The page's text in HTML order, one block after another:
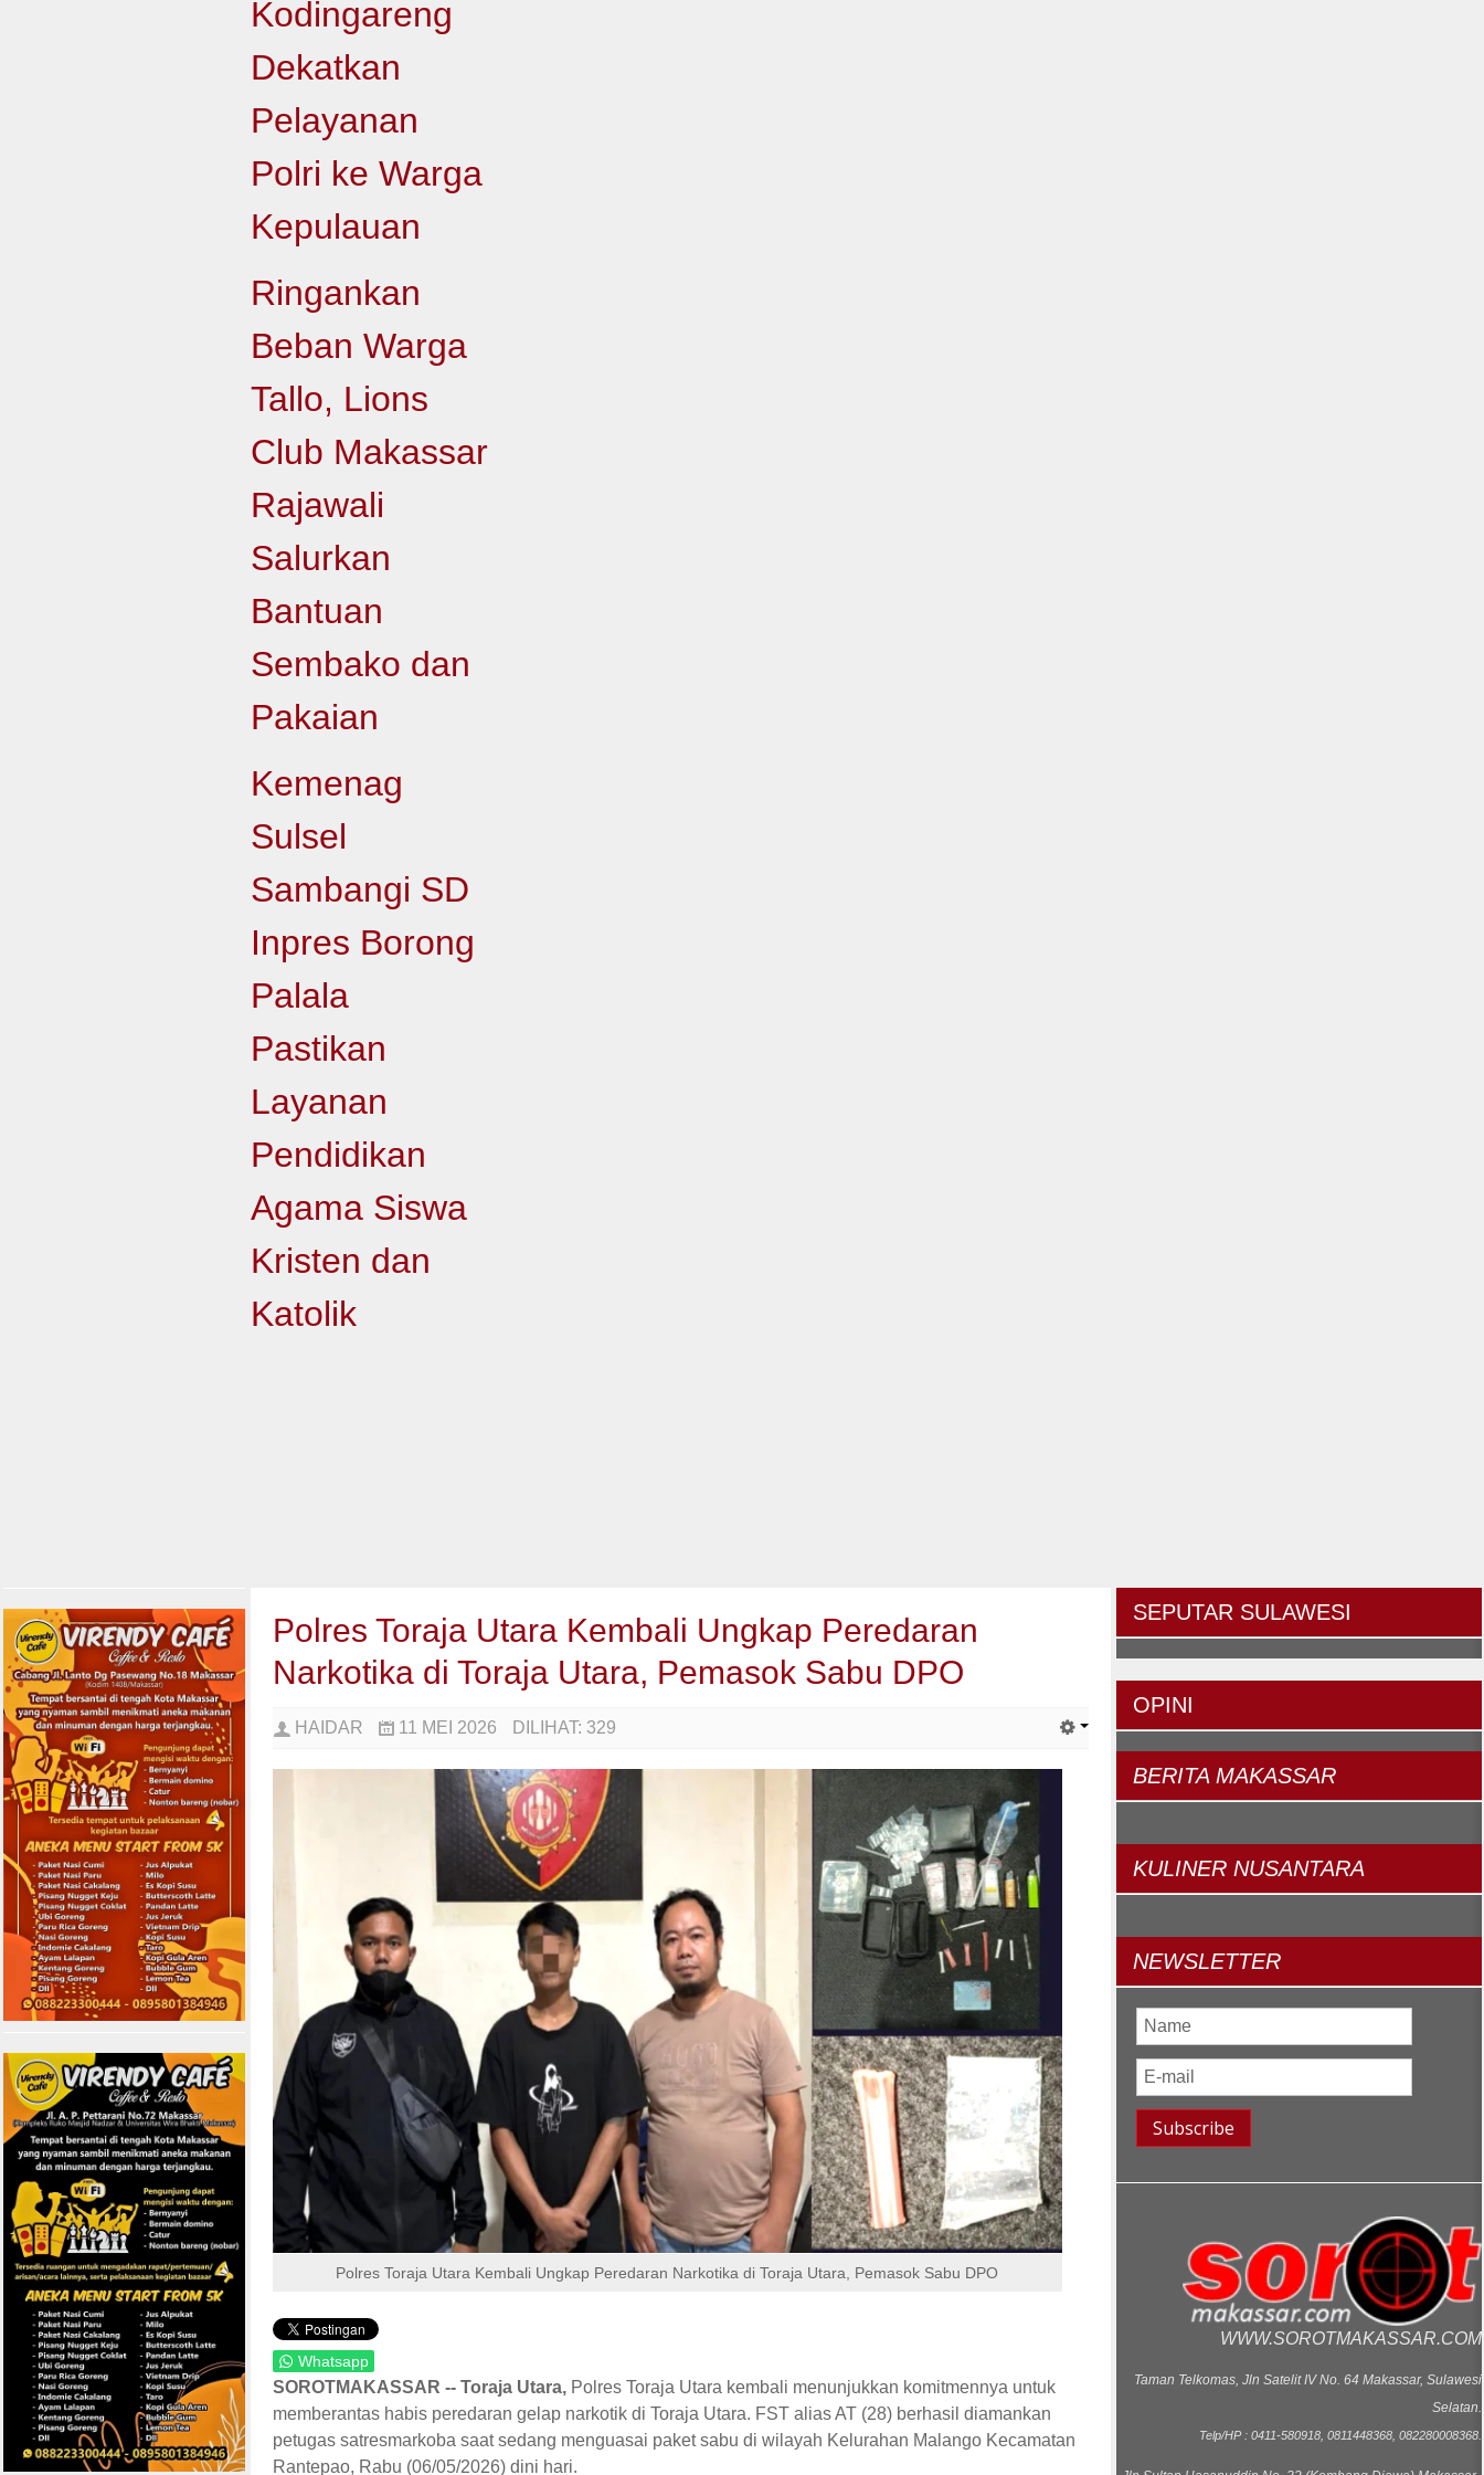
Kodingareng
Dekatkan
Pelayanan
Polri ke Warga
Kepulauan
Ringankan
Beban Warga
Tallo, Lions
Club Makassar
Rajawali
Salurkan
Bantuan
Sembako dan
Pakaian
Kemenag
Sulsel
Sambangi SD
Inpres Borong
Palala
Pastikan
Layanan
Pendidikan
Agama Siswa
Kristen dan
Katolik
Polres Toraja Utara Kembali Ungkap Peredaran
Narkotika di Toraja Utara, Pemasok Sabu DPO
HAIDAR 11 MEI 2026 DILIHAT: 329
Polres Toraja Utara Kembali Ungkap Peredaran Narkotika di Toraja Utara, Pemasok Sabu DPO
Whatsapp
SOROTMAKASSAR -- Toraja Utara,Polres Toraja Utara kembali menunjukkan komitmennya untuk
memberantas habis peredaran gelap narkotik di Toraja Utara. FST alias AT (28) berhasil diamankan
petugas satresmarkoba saat sedang menguasai paket sabu di wilayah Kelurahan Malango Kecamatan
Rantepao, Rabu (06/05/2026) dini hari.
SEPUTAR SULAWESI
OPINI
BERITAMAKASSAR
KULINERNUSANTARA
NEWSLETTER
WWW.SOROTMAKASSAR.COM
Taman Telkomas, Jln Satelit IV No. 64 Makassar, Sulawesi
Selatan.
Telp/HP : 0411-580918, 0811448368, 082280008368.